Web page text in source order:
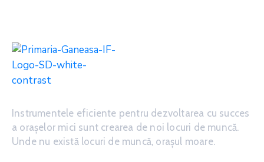
Instrumentele eficiente pentru dezvoltarea cu succes
a oraşelor mici sunt crearea de noi locuri de muncă.
Unde nu există locuri de muncă, oraşul moare.